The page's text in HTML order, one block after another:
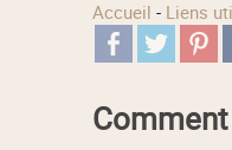
Accueil - Liens